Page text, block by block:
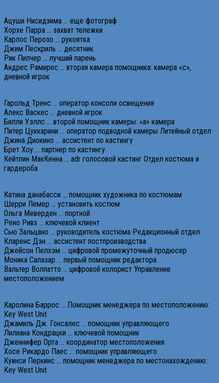
Ацуши Нисидзима … еще фотограф
Хорхе Парра … захват тележки
Карлос Перозо … рукоятка
Джим Пескриль … десятник
Рик Пилчер … лучший парень
Андрес Рамирес … вторая камера помощника: камера «c»,
дневной игрок
Гарольд Тренс … оператор консоли освещения
Алекс Васкес … дневной игрок
Билли Уэллс … второй помощник камеры: «а» камера
Питер Цуккарини … оператор подводной камеры Литейный отдел
Джина Диокино … ассистент по кастингу
Брет Хоу … партнер по кастингу
Кейтлин МакКенна … adr голосовой кастинг Отдел костюма и
гардероба
Катина данабасси … помощник художника по костюмам
Шерри Лемер … установить костюм
Ольга Меверден … портной
Рено Ривз … ключевой клиент
Сью Зальцано … руководитель костюма Редакционный отдел
Кларенс Дэн … ассистент постпроизводства
Джейсон Пелхэм … цифровой промежуточный продюсер
Моника Салазар … первый помощник редактора
Вальтер Волпатто … цифровой колорист Управление
местоположением
Каролина Баррос … Помощник менеджера по местоположению:
Key West Unit
Джамиль Дж. Гонсалес … помощник управляющего
Лилиана Кондрацки … ключевой помощник
Дженнифер Орта … координатор местоположения
Хосе Рикардо Паес … помощник управляющего
Куинси Перкинс … помощник менеджера по местонахождению:
Key West Unit